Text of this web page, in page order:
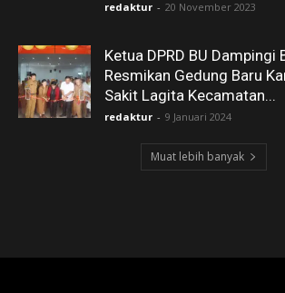
redaktur - 20 November 2023
Ketua DPRD BU Dampingi
Resmikan Gedung Baru
Sakit Lagita Kecamatan...
redaktur - 9 Januari 2024
Muat lebih banyak